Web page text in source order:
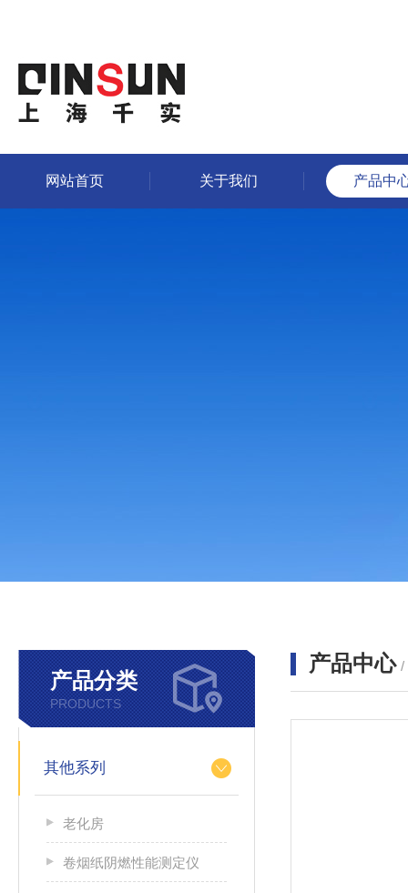
网站首页 关于我们 产品中
产品分类
PRODUCTS
其他系列
老化房
卷烟纸阴燃性能测定仪
产品中心 /